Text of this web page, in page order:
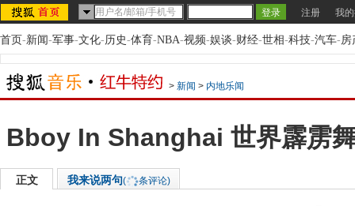
注册 我
首页-新闻-军事-文化-历史-体育-NBA-视频-娱谈-财经-世相-科技-汽车-房
> 新闻 > 内地乐闻
Bboy In Shanghai 世界霹雳
正文 我来说两句( 条评论)